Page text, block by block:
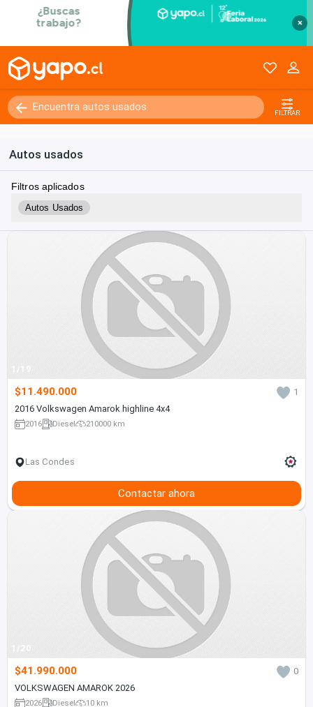
×
FILTRAR
Autos usados
Filtros aplicados
Autos Usados
1/19
$11.490.000
1
2016 Volkswagen Amarok highline 4x4
2016 Diesel 210000 km
Las Condes
Contactar ahora
1/20
$41.990.000
0
VOLKSWAGEN AMAROK 2026
2026 Diesel 10 km